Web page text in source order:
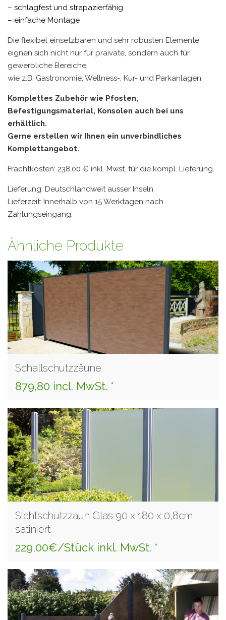
– schlagfest und strapazierfähig
– einfache Montage
Die flexibel einsetzbaren und sehr robusten Elemente
eignen sich nicht nur für praivate, sondern auch für
gewerbliche Bereiche,
wie z.B. Gastronomie, Wellness-, Kur- und Parkanlagen.
Komplettes Zubehör wie Pfosten,
Befestigungsmaterial, Konsolen auch bei uns
erhältlich.
Gerne erstellen wir Ihnen ein unverbindliches
Komplettangebot.
Frachtkosten: 238,00 € inkl. Mwst. für die kompl. Lieferung.
Lieferung: Deutschlandweit ausser Inseln
Lieferzeit: Innerhalb von 15 Werktagen nach
Zahlungseingang.
Ähnliche Produkte
Schallschutzzäune
879,80 incl. MwSt. *
Sichtschutzzaun Glas 90 x 180 x 0,8cm
satiniert
229,00€/Stück inkl. MwSt. *